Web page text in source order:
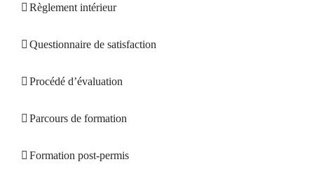
Règlement intérieur
Questionnaire de satisfaction
Procédé d’évaluation
Parcours de formation
Formation post-permis